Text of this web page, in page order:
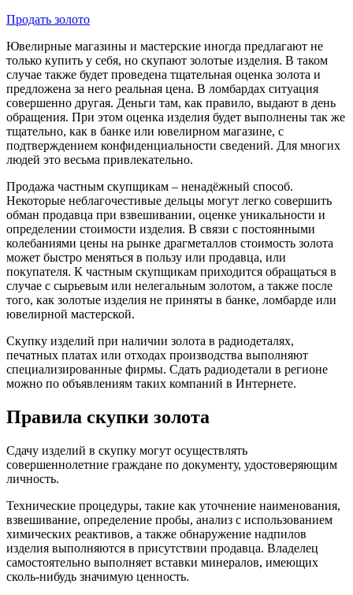
Продать золото
Ювелирные магазины и мастерские иногда предлагают не
только купить у себя, но скупают золотые изделия. В таком
случае также будет проведена тщательная оценка золота и
предложена за него реальная цена. В ломбардах ситуация
совершенно другая. Деньги там, как правило, выдают в день
обращения. При этом оценка изделия будет выполнены так же
тщательно, как в банке или ювелирном магазине, с
подтверждением конфиденциальности сведений. Для многих
людей это весьма привлекательно.
Продажа частным скупщикам – ненадёжный способ.
Некоторые неблагочестивые дельцы могут легко совершить
обман продавца при взвешивании, оценке уникальности и
определении стоимости изделия. В связи с постоянными
колебаниями цены на рынке драгметаллов стоимость золота
может быстро меняться в пользу или продавца, или
покупателя. К частным скупщикам приходится обращаться в
случае с сырьевым или нелегальным золотом, а также после
того, как золотые изделия не приняты в банке, ломбарде или
ювелирной мастерской.
Скупку изделий при наличии золота в радиодеталях,
печатных платах или отходах производства выполняют
специализированные фирмы. Сдать радиодетали в регионе
можно по объявлениям таких компаний в Интернете.
Правила скупки золота
Сдачу изделий в скупку могут осуществлять
совершеннолетние граждане по документу, удостоверяющим
личность.
Технические процедуры, такие как уточнение наименования,
взвешивание, определение пробы, анализ с использованием
химических реактивов, а также обнаружение надпилов
изделия выполняются в присутствии продавца. Владелец
самостоятельно выполняет вставки минералов, имеющих
сколь-нибудь значимую ценность.